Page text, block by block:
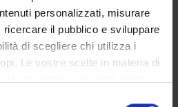
personalizzati, misurare
il pubblico e sviluppare
di scegliere chi utilizza i
Le vostre scelte in materia di